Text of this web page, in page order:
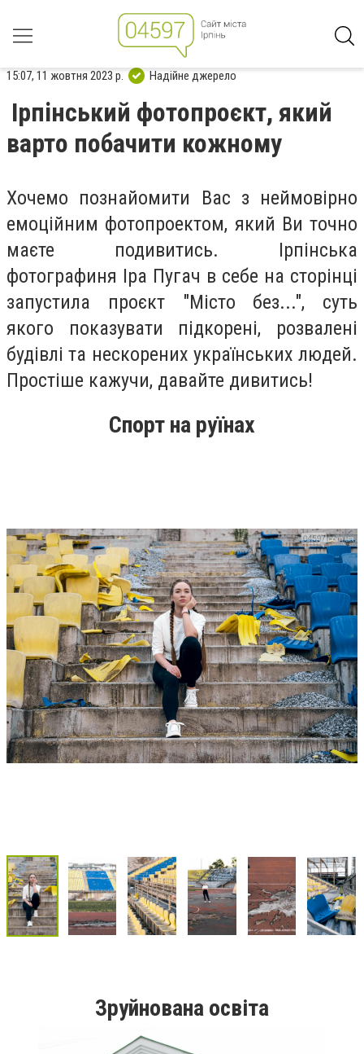
15:07, 11 жовтня 2023 р. Надійне джерело
Ірпінський фотопроєкт, який
варто побачити кожному
Хочемо познайомити Вас з неймовірно
емоційним фотопроектом, який Ви точно
маєте подивитись. Ірпінська
фотографиня Іра Пугач в себе на сторінці
запустила проєкт "Місто без...", суть
якого показувати підкорені, розвалені
будівлі та нескорених українських людей.
Простіше кажучи, давайте дивитись!
Спорт на руїнах
Зруйнована освіта